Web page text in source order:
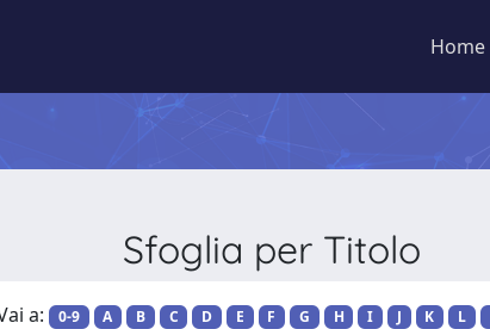
Home
Sfoglia per Titolo
a: 0-9 A B C D E F G H I J K L